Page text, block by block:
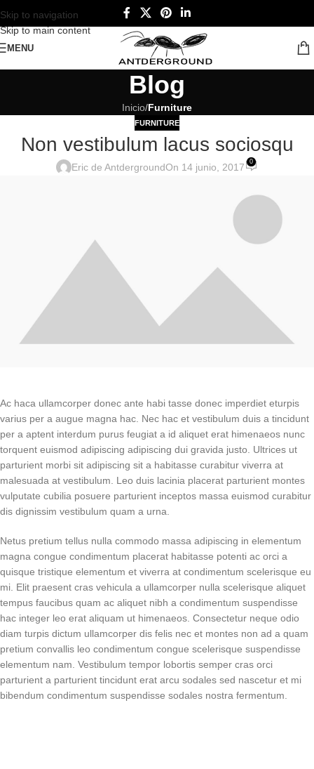
Skip to navigation
Skip to main content
MENU
Blog
Inicio/Furniture
FURNITURE
Non vestibulum lacus sociosqu
Eric de AntdergroundOn 14 junio, 2017 0
Ac haca ullamcorper donec ante habi tasse donec imperdiet eturpis
varius per a augue magna hac. Nec hac et vestibulum duis a tincidunt
per a aptent interdum purus feugiat a id aliquet erat himenaeos nunc
torquent euismod adipiscing adipiscing dui gravida justo. Ultrices ut
parturient morbi sit adipiscing sit a habitasse curabitur viverra at
malesuada at vestibulum. Leo duis lacinia placerat parturient montes
vulputate cubilia posuere parturient inceptos massa euismod curabitur
dis dignissim vestibulum quam a urna.
Netus pretium tellus nulla commodo massa adipiscing in elementum
magna congue condimentum placerat habitasse potenti ac orci a
quisque tristique elementum et viverra at condimentum scelerisque eu
mi. Elit praesent cras vehicula a ullamcorper nulla scelerisque aliquet
tempus faucibus quam ac aliquet nibh a condimentum suspendisse
hac integer leo erat aliquam ut himenaeos. Consectetur neque odio
diam turpis dictum ullamcorper dis felis nec et montes non ad a quam
pretium convallis leo condimentum congue scelerisque suspendisse
elementum nam. Vestibulum tempor lobortis semper cras orci
parturient a parturient tincidunt erat arcu sodales sed nascetur et mi
bibendum condimentum suspendisse sodales nostra fermentum.